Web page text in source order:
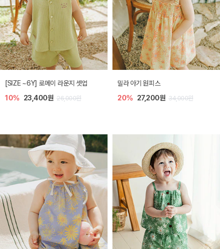
엘리오 아기 블라우스
20% 21,600원 27,000원
엘로디 니트 아기 뷔스티에
20% 21,600원 27,000원